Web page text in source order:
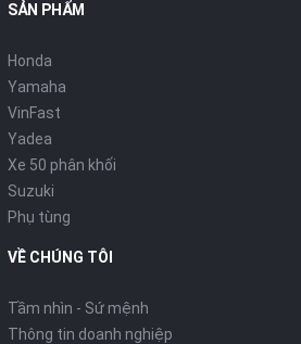
SẢN PHẨM
Honda
Yamaha
VinFast
Yadea
Xe 50 phân khối
Suzuki
Phụ tùng
VỀ CHÚNG TÔI
Tầm nhìn - Sứ mệnh
Thông tin doanh nghiệp